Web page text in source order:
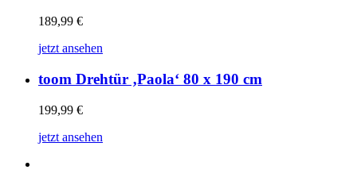
189,99 €
jetzt ansehen
toom Drehtür ‚Paola‘ 80 x 190 cm
199,99 €
jetzt ansehen